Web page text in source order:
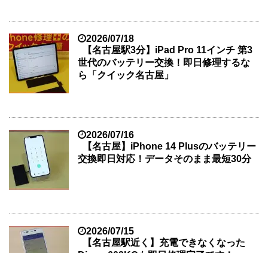
2026/07/18
【名古屋駅3分】iPad Pro 11インチ 第3
世代のバッテリー交換！即日修理するな
ら「クイック名古屋」
2026/07/16
【名古屋】iPhone 14 Plusのバッテリー
交換即日対応！データそのまま最短30分
2026/07/15
【名古屋駅近く】充電できなくなった